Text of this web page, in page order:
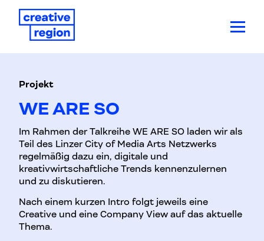
Projekt
WE ARE SO
Im Rahmen der Talkreihe WE ARE SO laden wir als
Teil des Linzer City of Media Arts Netzwerks
regelmäßig dazu ein, digitale und
kreativwirtschaftliche Trends kennenzulernen
und zu diskutieren.
Nach einem kurzen Intro folgt jeweils eine
Creative und eine Company View auf das aktuelle
Thema.